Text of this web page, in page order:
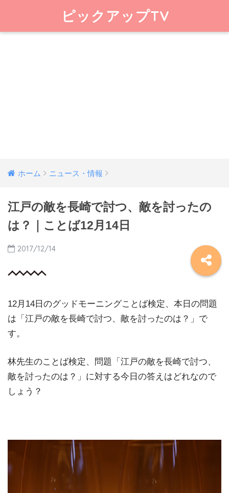
ピックアップTV
ホーム ニュース・情報
江戸の敵を長崎で討つ、敵を討ったの
は？｜ことば12月14日
2017/12/14
12月14日のグッドモーニングことば検定、本日の問題
は「江戸の敵を長崎で討つ、敵を討ったのは？」で
す。
林先生のことば検定、問題「江戸の敵を長崎で討つ、
敵を討ったのは？」に対する今日の答えはどれなので
しょう？